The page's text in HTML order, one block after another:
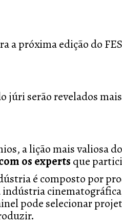
a próxima edição do
júri serão revelados
a lição mais valiosa
os experts que
é composto por
indústria
pode selecionar